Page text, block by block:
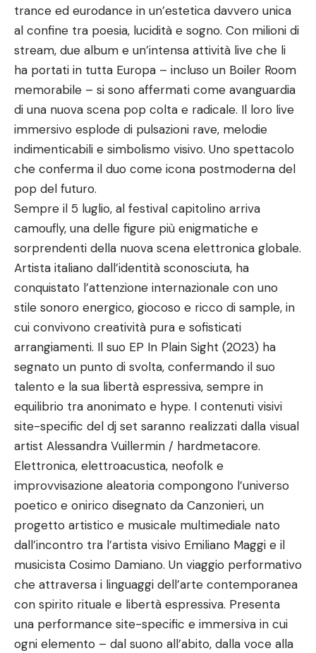
trance ed eurodance in un’estetica davvero unica
al confine tra poesia, lucidità e sogno. Con milioni di
stream, due album e un’intensa attività live che li
ha portati in tutta Europa – incluso un Boiler Room
memorabile – si sono affermati come avanguardia
di una nuova scena pop colta e radicale. Il loro live
immersivo esplode di pulsazioni rave, melodie
indimenticabili e simbolismo visivo. Uno spettacolo
che conferma il duo come icona postmoderna del
pop del futuro.
Sempre il 5 luglio, al festival capitolino arriva
camoufly, una delle figure più enigmatiche e
sorprendenti della nuova scena elettronica globale.
Artista italiano dall’identità sconosciuta, ha
conquistato l’attenzione internazionale con uno
stile sonoro energico, giocoso e ricco di sample, in
cui convivono creatività pura e sofisticati
arrangiamenti. Il suo EP In Plain Sight (2023) ha
segnato un punto di svolta, confermando il suo
talento e la sua libertà espressiva, sempre in
equilibrio tra anonimato e hype. I contenuti visivi
site-specific del dj set saranno realizzati dalla visual
artist Alessandra Vuillermin / hardmetacore.
Elettronica, elettroacustica, neofolk e
improvvisazione aleatoria compongono l’universo
poetico e onirico disegnato da Canzonieri, un
progetto artistico e musicale multimediale nato
dall’incontro tra l’artista visivo Emiliano Maggi e il
musicista Cosimo Damiano. Un viaggio performativo
che attraversa i linguaggi dell’arte contemporanea
con spirito rituale e libertà espressiva. Presenta
una performance site-specific e immersiva in cui
ogni elemento – dal suono all’abito, dalla voce alla